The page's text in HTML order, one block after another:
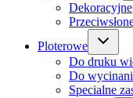
Dekoracyjne
Ploterowe
Do druku
Do
Specialne